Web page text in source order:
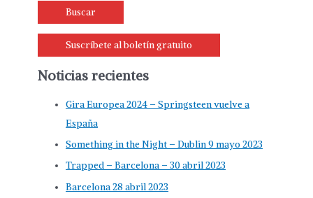
Suscríbete al boletín gratuito
Noticias recientes
Gira Europea 2024 – Springsteen vuelve a
España
Something in the Night – Dublin 9 mayo 2023
Trapped – Barcelona – 30 abril 2023
Barcelona 28 abril 2023